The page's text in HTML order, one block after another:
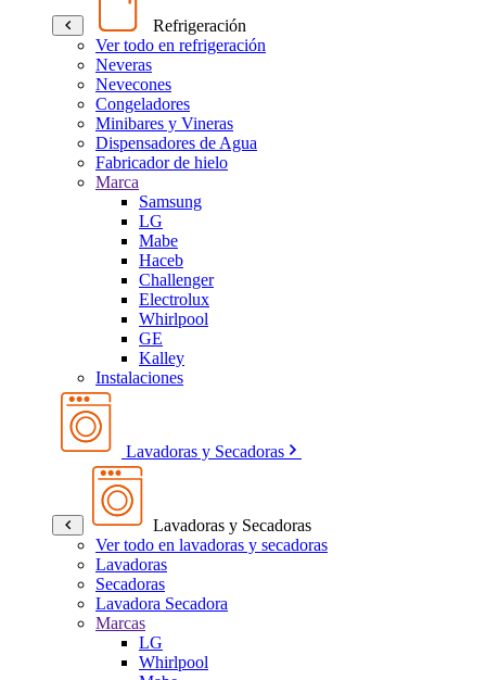
Refrigeración
Ver todo en refrigeración
Neveras
Nevecones
Congeladores
Minibares y Vineras
Dispensadores de Agua
Fabricador de hielo
Marca
Samsung
LG
Mabe
Haceb
Challenger
Electrolux
Whirlpool
GE
Kalley
Instalaciones
Lavadoras y Secadoras
Lavadoras y Secadoras
Ver todo en lavadoras y secadoras
Lavadoras
Secadoras
Lavadora Secadora
Marcas
LG
Whirlpool